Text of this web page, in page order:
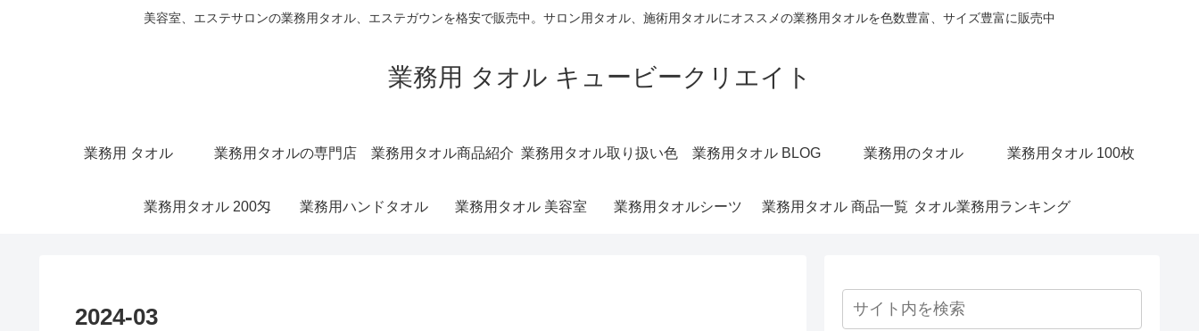
美容室、エステサロンの業務用タオル、エステガウンを格安で販売中。サロン用タオル、施術用タオルにオススメの業務用タオルを色数豊富、サイズ豊富に販売中
業務用 タオル キュービークリエイト
業務用 タオル 業務用タオルの専門店 業務用タオル商品紹介 業務用タオル取り扱い色 業務用タオル BLOG 業務用のタオル 業務用タオル 100枚
業務用タオル 200匁 業務用ハンドタオル 業務用タオル 美容室 業務用タオルシーツ 業務用タオル 商品一覧 タオル業務用ランキング
2024-03